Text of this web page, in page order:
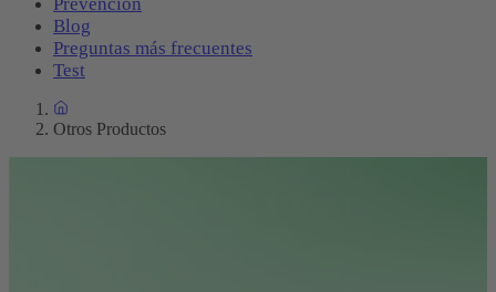
Blog
Preguntas más frecuentes
Test
Otros Productos